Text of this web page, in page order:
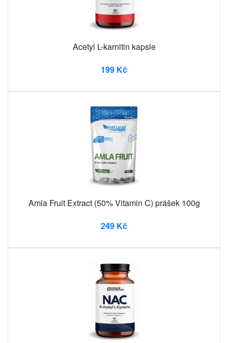
Acetyl L-karnitin kapsle
199 Kč
Amla Fruit Extract (50% Vitamin C) prášek 100g
249 Kč